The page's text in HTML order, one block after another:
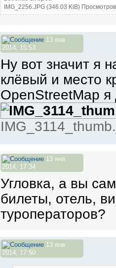
IMG_2256.JPG (346.03 KiB)
13 янв
2014, 15:53
Ну вот значит я
клёвый и место
OpenStreetMap я
13 янв
2014, 17:34
Угловка, а вы
билеты, отель,
туроператоров?
13 янв
2014, 17:50